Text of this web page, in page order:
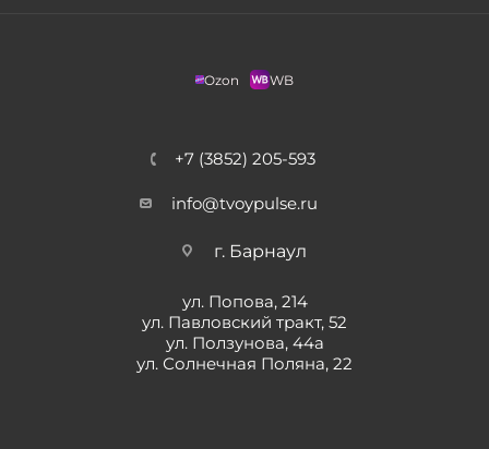
Ozon WB
+7 (3852) 205-593
info@tvoypulse.ru
г. Барнаул
ул. Попова, 214
ул. Павловский тракт, 52
ул. Ползунова, 44а
ул. Солнечная Поляна, 22